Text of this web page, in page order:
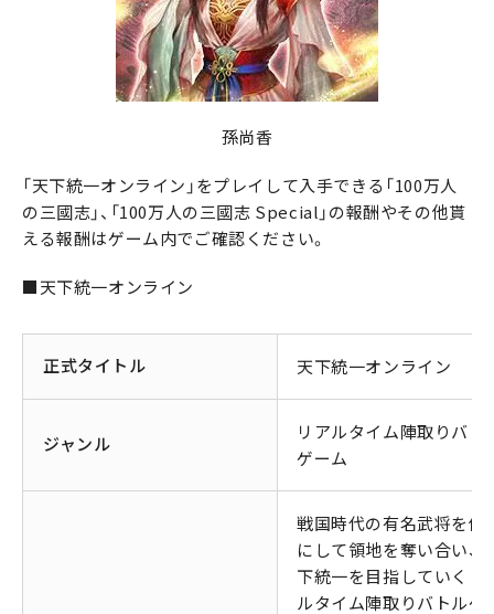
孫尚香
「天下統一オンライン」をプレイして入手できる「100万人
の三國志」、「100万人の三國志 Special」の報酬やその他貰
える報酬はゲーム内でご確認ください。
■天下統一オンライン
正式タイトル 天下統一オンライン
ジャンル
リアルタイム陣取りバト
ゲーム
戦国時代の有名武将を仲
にして領地を奪い合い、
下統一を目指していくリ
ルタイム陣取りバトルゲ